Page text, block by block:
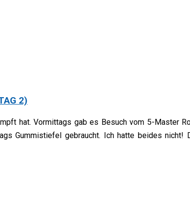
2)
hat. Vormittags gab es Besuch vom 5-Master
Gummistiefel gebraucht. Ich hatte beides nicht!